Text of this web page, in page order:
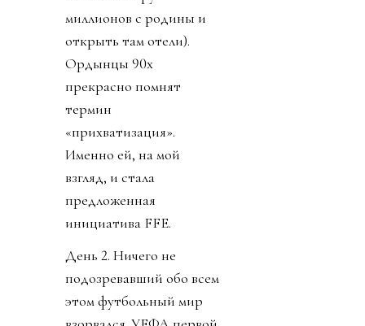
Новый год 1 января 2027.
Право на мнение
никому, конечно, не
дали. Принимайте как
мы вам сказали. Или мы
сами примем.
Позже днем выяснилось,
что изначальный пакет в
20-30% будет отдан
синдикату, который
соберет брат мужа
дочки Трампа по
фамилии Кушнер (те
самые дельцы, которые,